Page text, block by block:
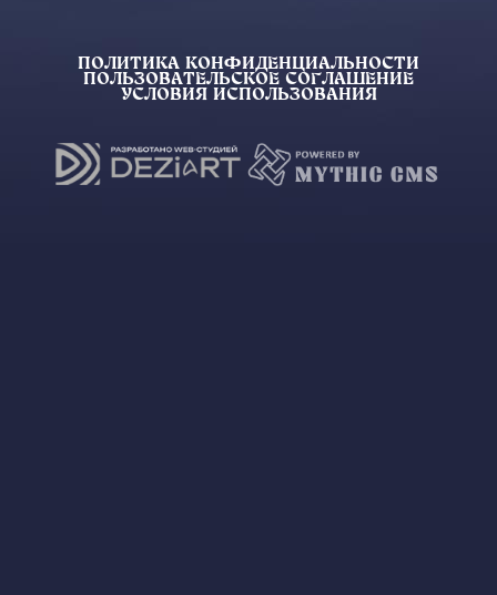
ПОЛИТИКА КОНФИДЕНЦИАЛЬНОСТИ
ПОЛЬЗОВАТЕЛЬСКОЕ СОГЛАШЕНИЕ
УСЛОВИЯ ИСПОЛЬЗОВАНИЯ